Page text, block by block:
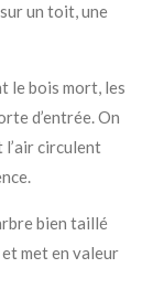
un toit, une
le bois mort, les
d’entrée. On
l’air circulent
bien taillé
met en valeur